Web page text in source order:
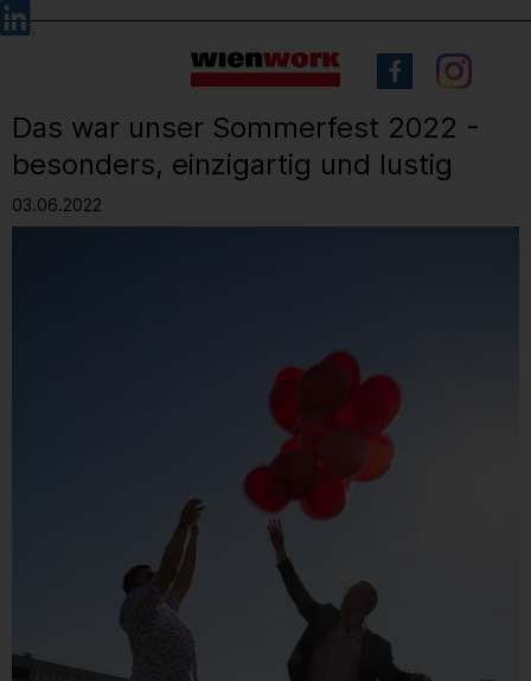
Barrierefreie
Bedienung
Sprachauswahl
Das war unser Sommerfest 2022 -
besonders, einzigartig und lustig
03.06.2022